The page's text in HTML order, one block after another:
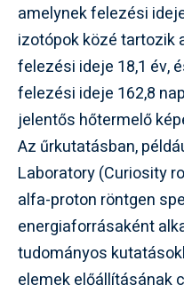
amelynek felezési
izotópok közé tartozik
felezési ideje 18,1 év,
felezési ideje 162,8
jelentős hőtermelő
Az űrkutatásban,
Laboratory (Curiosity
alfa-proton röntgen
energiaforrásaként
tudományos
elemek előállításának